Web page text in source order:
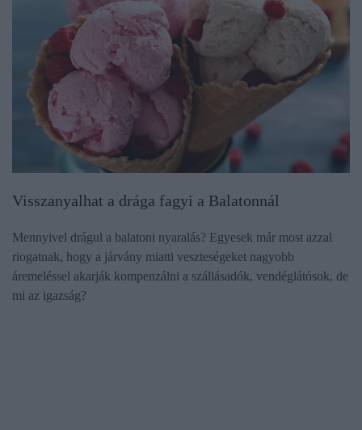
Visszanyalhat a drága fagyi a Balatonnál
Mennyivel drágul a balatoni nyaralás? Egyesek már most azzal
riogatnak, hogy a járvány miatti veszteségeket nagyobb
áremeléssel akarják kompenzálni a szállásadók, vendéglátósok, de
mi az igazság?